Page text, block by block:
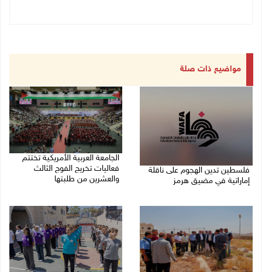
مواضيع ذات صلة
فلسطين تدين الهجوم على ناقلة
إماراتية في مضيق هرمز
الجامعة العربية الأمريكية تختتم
فعاليات تخريج الفوج الثالث
والعشرين من طلبتها